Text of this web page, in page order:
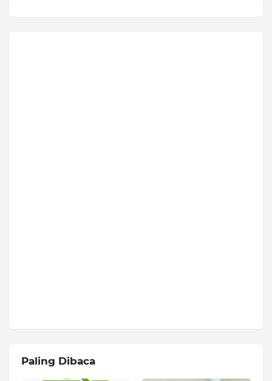
Paling Dibaca